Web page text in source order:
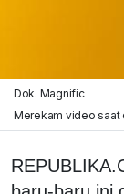
Dok. Magnific
Merekam video saat